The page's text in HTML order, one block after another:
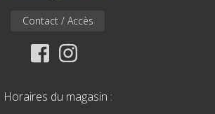
Contact / Accès
Horaires du magasin :